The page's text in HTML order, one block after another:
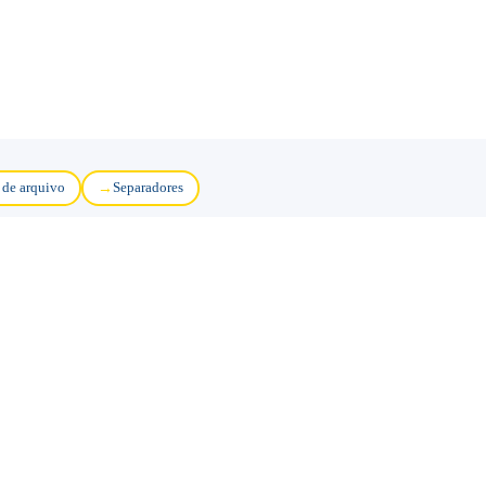
de arquivo Separadores